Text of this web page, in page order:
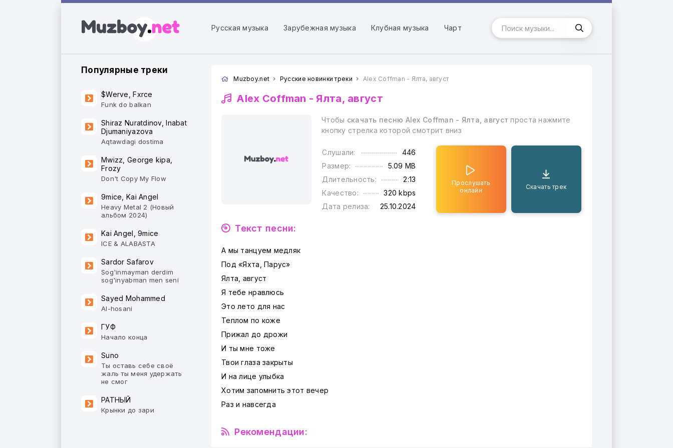
Русская музыка Зарубежная музыка Клубная музыка Чарт
Muzboy.net Русские новинки треки Alex Coffman - Ялта, август
Alex Coffman -Ялта, август
Чтобы скачать песню Alex Coffman - Ялта, август проста нажмите
кнопку стрелка которой смотрит вниз
Слушали:
446
Размер:
5.09 MB
Длительность:
2:13
Качество:
320 kbps
Дата релиза:
25.10.2024
Прослушать
онлайн
Скачать трек
Текст песни:
А мы танцуем медляк
Под «Яхта, Парус»
Ялта, август
Я тебе нравлюсь
Это лето для нас
Теплом по коже
Прижал до дрожи
И ты мне тоже
Твои глаза закрыты
И на лице улыбка
Хотим запомнить этот вечер
Раз и навсегда
Рекомендации:
Популярные треки
$Werve, Fxrce
Funk do balkan
Shiraz Nuratdinov, Inabat
Djumaniyazova
Aqtawdagi dostima
Mwizz, George kipa,
Frozy
Don't Copy My Flow
9mice, Kai Angel
Heavy Metal 2 (Новый
альбом 2024)
Kai Angel, 9mice
ICE & ALABASTA
Sardor Safarov
Sog'inmayman derdim
sog'inyabman men seni
Sayed Mohammed
Al-hosani
ГУФ
Начало конца
Suno
Ты оставь себе своё
жаль ты меня удержать
не смог
РАТНЫЙ
Крынки до зари